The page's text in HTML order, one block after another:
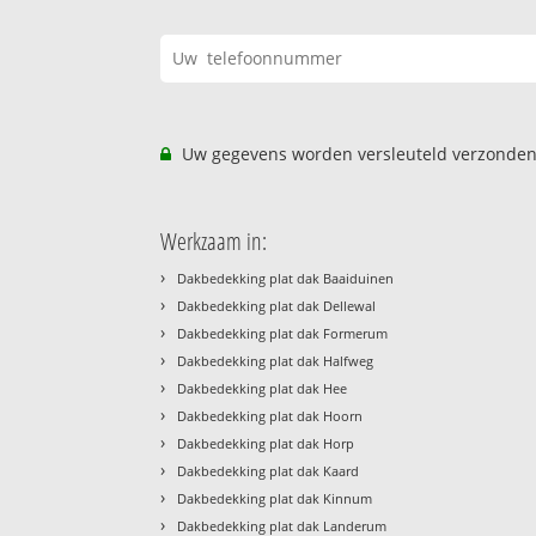
Uw gegevens worden versleuteld
Werkzaam in:
› Dakbedekking plat dak Baaiduinen
› Dakbedekking plat dak Dellewal
› Dakbedekking plat dak Formerum
› Dakbedekking plat dak Halfweg
› Dakbedekking plat dak Hee
› Dakbedekking plat dak Hoorn
› Dakbedekking plat dak Horp
› Dakbedekking plat dak Kaard
› Dakbedekking plat dak Kinnum
› Dakbedekking plat dak Landerum